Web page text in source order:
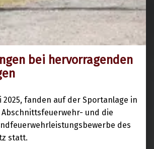
bei hervorragenden
2025, fanden auf der Sportanlage in
und die
des
statt.